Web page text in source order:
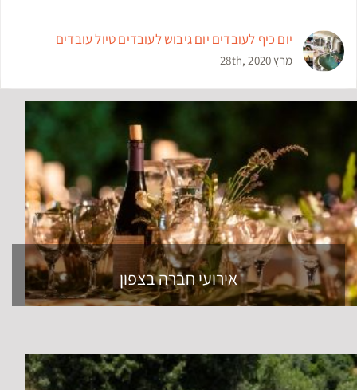
יום כיף לעובדים יום גיבוש לעובדים טיול עובדים
מרץ 28th, 2020
אירועי חברה בצפון